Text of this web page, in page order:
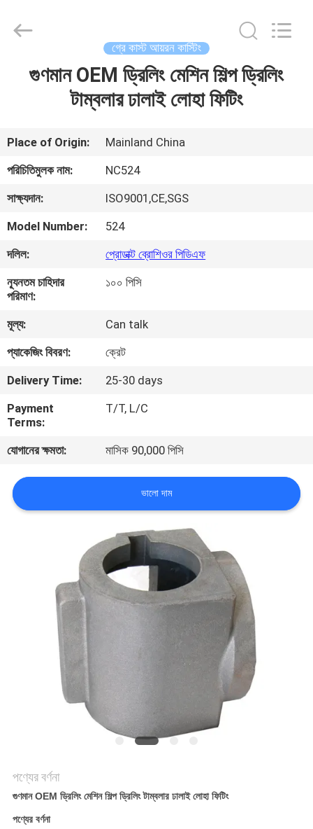
ভিডিও
আমাদের
সম্বন্ধে
কারখানা
পরিদর্শন
গুণমান
নিয়ন্ত্রণ
আমাদের
সাথে
খবর
নীতি
Foundry
CO.,LTD.
গ্রে কাস্ট আয়রন কাস্টিং
গুণমান OEM ড্রিলিং মেশিন শিল্প ড্রিলিং
টাম্বলার ঢালাই লোহা ফিটিং
Place of Origin:
Mainland China
পরিচিতিমুলক নাম:
NC524
সাক্ষ্যদান:
ISO9001,CE,SGS
Model Number:
524
দলিল:
প্রোডাক্ট ব্রোশিওর পিডিএফ
ন্যূনতম চাহিদার
পরিমাণ:
১০০ পিসি
মূল্য:
Can talk
প্যাকেজিং বিবরণ:
ক্রেট
Delivery Time:
25-30 days
Payment
Terms:
T/T, L/C
যোগানের ক্ষমতা: মাসিক 90,000 পিসি
ভালো দাম
পণ্যের বর্ণনা
গুণমান OEM ড্রিলিং মেশিন শিল্প ড্রিলিং টাম্বলার ঢালাই লোহা ফিটিং
পণ্যের বর্ণনা